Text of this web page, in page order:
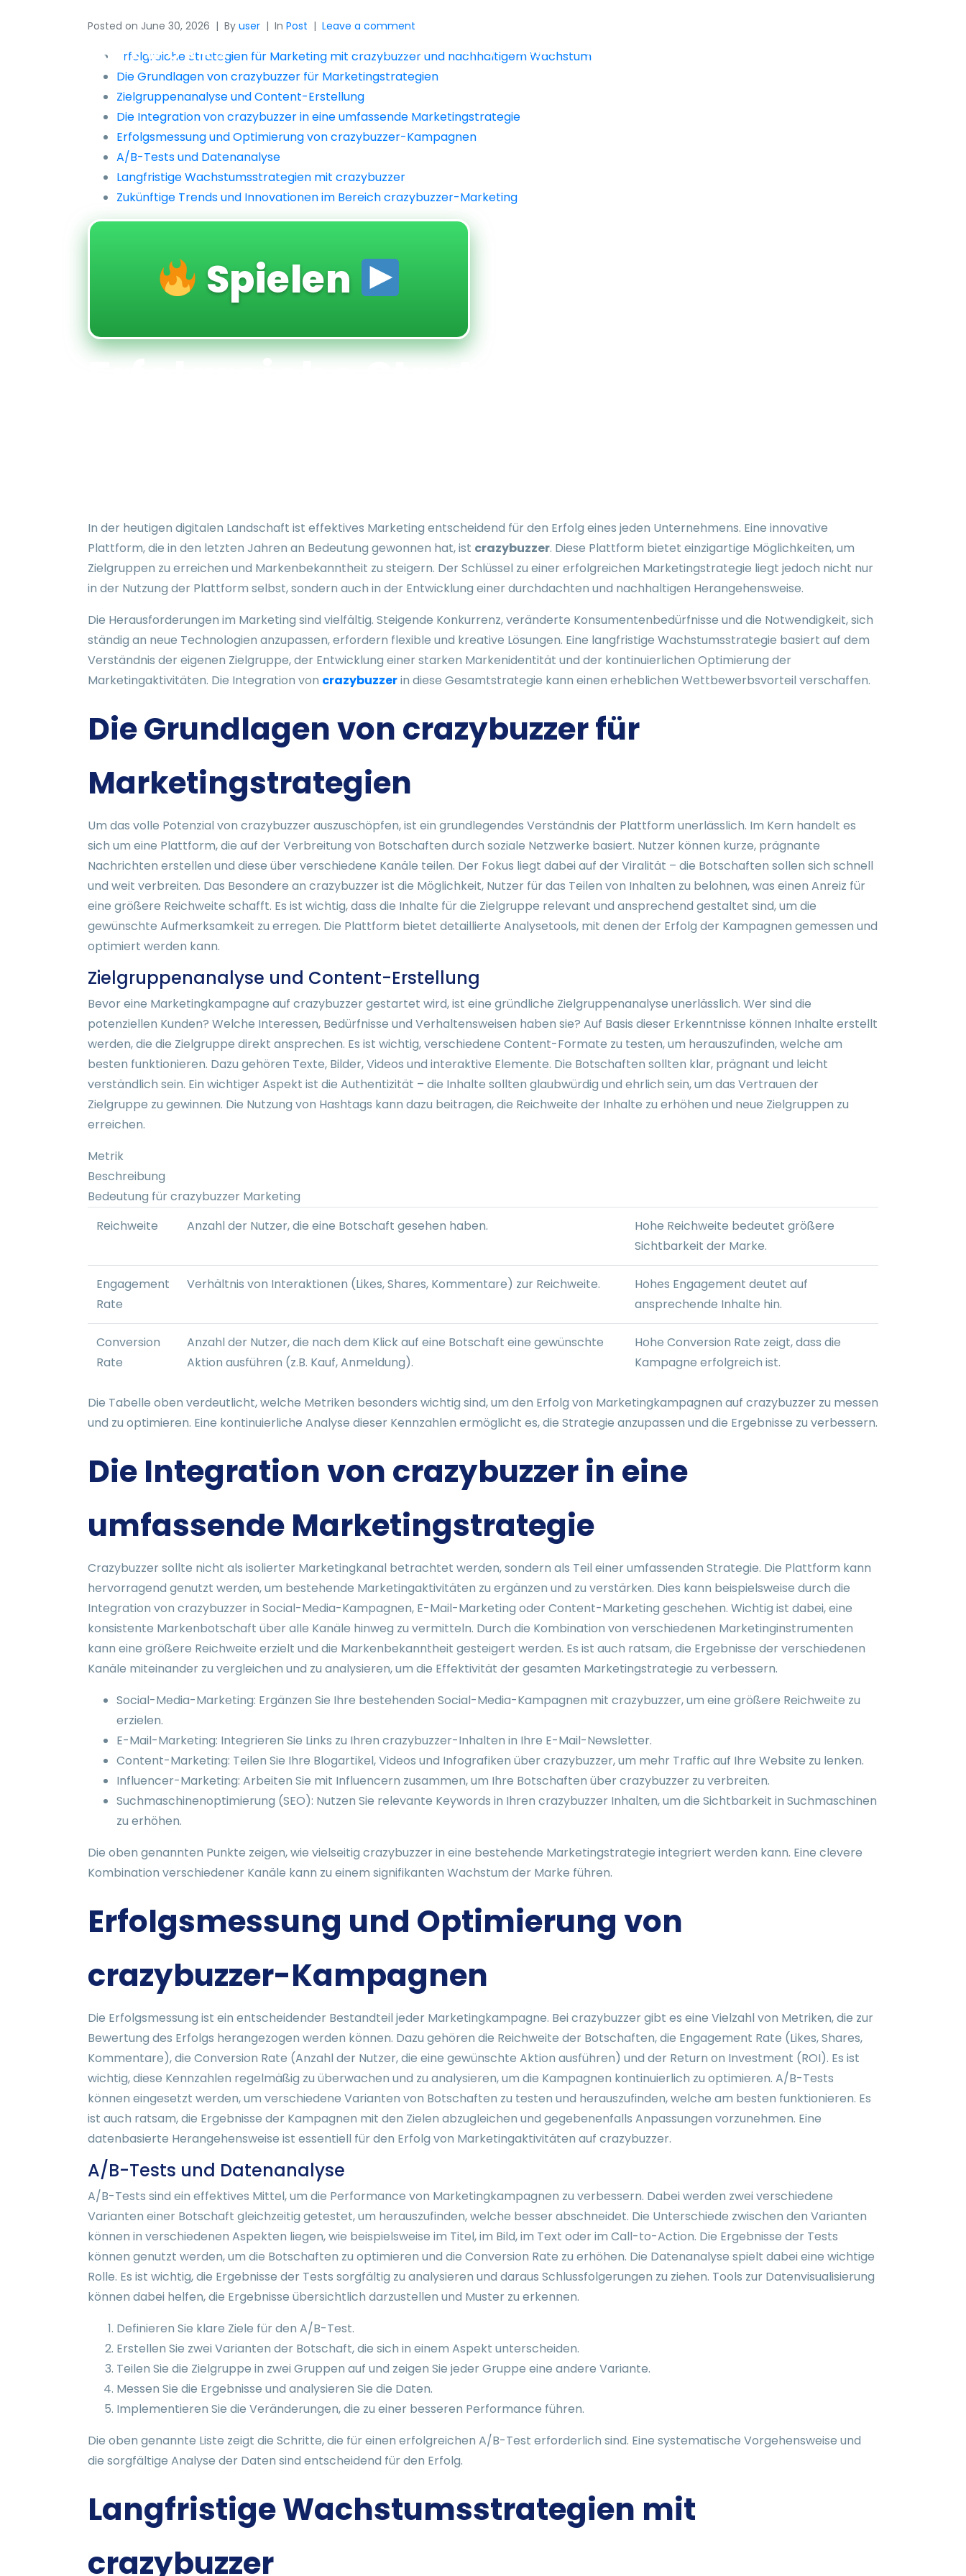
How It Works Swag Catalogue Features
Posted on June 30, 2026 By user In Post Leave a comment
Erfolgreiche Strategien für Marketing mit crazybuzzer und nachhaltigem Wachstum
Die Grundlagen von crazybuzzer für Marketingstrategien
Zielgruppenanalyse und Content-Erstellung
Die Integration von crazybuzzer in eine umfassende Marketingstrategie
Erfolgsmessung und Optimierung von crazybuzzer-Kampagnen
A/B-Tests und Datenanalyse
Langfristige Wachstumsstrategien mit crazybuzzer
Zukünftige Trends und Innovationen im Bereich crazybuzzer-Marketing
Spielen
Erfolgreiche Strategien für
In der heutigen digitalen Landschaft ist effektives Marketing entscheidend für den Erfolg eines jeden Unternehmens. Eine innovative
Plattform, die in den letzten Jahren an Bedeutung gewonnen hat, ist crazybuzzer. Diese Plattform bietet einzigartige Möglichkeiten, um
Zielgruppen zu erreichen und Markenbekanntheit zu steigern. Der Schlüssel zu einer erfolgreichen Marketingstrategie liegt jedoch nicht nur
in der Nutzung der Plattform selbst, sondern auch in der Entwicklung einer durchdachten und nachhaltigen Herangehensweise.
Die Herausforderungen im Marketing sind vielfältig. Steigende Konkurrenz, veränderte Konsumentenbedürfnisse und die Notwendigkeit, sich
ständig an neue Technologien anzupassen, erfordern flexible und kreative Lösungen. Eine langfristige Wachstumsstrategie basiert auf dem
Verständnis der eigenen Zielgruppe, der Entwicklung einer starken Markenidentität und der kontinuierlichen Optimierung der
Marketingaktivitäten. Die Integration von crazybuzzerin diese Gesamtstrategie kann einen erheblichen Wettbewerbsvorteil verschaffen.
Die Grundlagen von crazybuzzer für
Marketingstrategien
Um das volle Potenzial von crazybuzzer auszuschöpfen, ist ein grundlegendes Verständnis der Plattform unerlässlich. Im Kern handelt es
sich um eine Plattform, die auf der Verbreitung von Botschaften durch soziale Netzwerke basiert. Nutzer können kurze, prägnante
Nachrichten erstellen und diese über verschiedene Kanäle teilen. Der Fokus liegt dabei auf der Viralität – die Botschaften sollen sich schnell
und weit verbreiten. Das Besondere an crazybuzzer ist die Möglichkeit, Nutzer für das Teilen von Inhalten zu belohnen, was einen Anreiz für
eine größere Reichweite schafft. Es ist wichtig, dass die Inhalte für die Zielgruppe relevant und ansprechend gestaltet sind, um die
gewünschte Aufmerksamkeit zu erregen. Die Plattform bietet detaillierte Analysetools, mit denen der Erfolg der Kampagnen gemessen und
optimiert werden kann.
Zielgruppenanalyse und Content-Erstellung
Bevor eine Marketingkampagne auf crazybuzzer gestartet wird, ist eine gründliche Zielgruppenanalyse unerlässlich. Wer sind die
potenziellen Kunden? Welche Interessen, Bedürfnisse und Verhaltensweisen haben sie? Auf Basis dieser Erkenntnisse können Inhalte erstellt
werden, die die Zielgruppe direkt ansprechen. Es ist wichtig, verschiedene Content-Formate zu testen, um herauszufinden, welche am
besten funktionieren. Dazu gehören Texte, Bilder, Videos und interaktive Elemente. Die Botschaften sollten klar, prägnant und leicht
verständlich sein. Ein wichtiger Aspekt ist die Authentizität – die Inhalte sollten glaubwürdig und ehrlich sein, um das Vertrauen der
Zielgruppe zu gewinnen. Die Nutzung von Hashtags kann dazu beitragen, die Reichweite der Inhalte zu erhöhen und neue Zielgruppen zu
erreichen.
Metrik
Beschreibung
Bedeutung für crazybuzzer Marketing
Reichweite
Anzahl der Nutzer, die eine Botschaft gesehen haben.
Hohe Reichweite bedeutet größere
Sichtbarkeit der Marke.
Engagement
Rate
Verhältnis von Interaktionen (Likes, Shares, Kommentare) zur Reichweite.
Hohes Engagement deutet auf
ansprechende Inhalte hin.
Conversion
Rate
Anzahl der Nutzer, die nach dem Klick auf eine Botschaft eine gewünschte
Aktion ausführen (z.B. Kauf, Anmeldung).
Hohe Conversion Rate zeigt, dass die
Kampagne erfolgreich ist.
Die Tabelle oben verdeutlicht, welche Metriken besonders wichtig sind, um den Erfolg von Marketingkampagnen auf crazybuzzer zu messen
und zu optimieren. Eine kontinuierliche Analyse dieser Kennzahlen ermöglicht es, die Strategie anzupassen und die Ergebnisse zu verbessern.
Die Integration von crazybuzzer in eine
umfassende Marketingstrategie
Crazybuzzer sollte nicht als isolierter Marketingkanal betrachtet werden, sondern als Teil einer umfassenden Strategie. Die Plattform kann
hervorragend genutzt werden, um bestehende Marketingaktivitäten zu ergänzen und zu verstärken. Dies kann beispielsweise durch die
Integration von crazybuzzer in Social-Media-Kampagnen, E-Mail-Marketing oder Content-Marketing geschehen. Wichtig ist dabei, eine
konsistente Markenbotschaft über alle Kanäle hinweg zu vermitteln. Durch die Kombination von verschiedenen Marketinginstrumenten
kann eine größere Reichweite erzielt und die Markenbekanntheit gesteigert werden. Es ist auch ratsam, die Ergebnisse der verschiedenen
Kanäle miteinander zu vergleichen und zu analysieren, um die Effektivität der gesamten Marketingstrategie zu verbessern.
Social-Media-Marketing: Ergänzen Sie Ihre bestehenden Social-Media-Kampagnen mit crazybuzzer, um eine größere Reichweite zu
erzielen.
E-Mail-Marketing: Integrieren Sie Links zu Ihren crazybuzzer-Inhalten in Ihre E-Mail-Newsletter.
Content-Marketing: Teilen Sie Ihre Blogartikel, Videos und Infografiken über crazybuzzer, um mehr Traffic auf Ihre Website zu lenken.
Influencer-Marketing: Arbeiten Sie mit Influencern zusammen, um Ihre Botschaften über crazybuzzer zu verbreiten.
Suchmaschinenoptimierung (SEO): Nutzen Sie relevante Keywords in Ihren crazybuzzer Inhalten, um die Sichtbarkeit in Suchmaschinen
zu erhöhen.
Die oben genannten Punkte zeigen, wie vielseitig crazybuzzer in eine bestehende Marketingstrategie integriert werden kann. Eine clevere
Kombination verschiedener Kanäle kann zu einem signifikanten Wachstum der Marke führen.
Erfolgsmessung und Optimierung von
crazybuzzer-Kampagnen
Die Erfolgsmessung ist ein entscheidender Bestandteil jeder Marketingkampagne. Bei crazybuzzer gibt es eine Vielzahl von Metriken, die zur
Bewertung des Erfolgs herangezogen werden können. Dazu gehören die Reichweite der Botschaften, die Engagement Rate (Likes, Shares,
Kommentare), die Conversion Rate (Anzahl der Nutzer, die eine gewünschte Aktion ausführen) und der Return on Investment (ROI). Es ist
wichtig, diese Kennzahlen regelmäßig zu überwachen und zu analysieren, um die Kampagnen kontinuierlich zu optimieren. A/B-Tests
können eingesetzt werden, um verschiedene Varianten von Botschaften zu testen und herauszufinden, welche am besten funktionieren. Es
ist auch ratsam, die Ergebnisse der Kampagnen mit den Zielen abzugleichen und gegebenenfalls Anpassungen vorzunehmen. Eine
datenbasierte Herangehensweise ist essentiell für den Erfolg von Marketingaktivitäten auf crazybuzzer.
A/B-Tests und Datenanalyse
A/B-Tests sind ein effektives Mittel, um die Performance von Marketingkampagnen zu verbessern. Dabei werden zwei verschiedene
Varianten einer Botschaft gleichzeitig getestet, um herauszufinden, welche besser abschneidet. Die Unterschiede zwischen den Varianten
können in verschiedenen Aspekten liegen, wie beispielsweise im Titel, im Bild, im Text oder im Call-to-Action. Die Ergebnisse der Tests
können genutzt werden, um die Botschaften zu optimieren und die Conversion Rate zu erhöhen. Die Datenanalyse spielt dabei eine wichtige
Rolle. Es ist wichtig, die Ergebnisse der Tests sorgfältig zu analysieren und daraus Schlussfolgerungen zu ziehen. Tools zur Datenvisualisierung
können dabei helfen, die Ergebnisse übersichtlich darzustellen und Muster zu erkennen.
Definieren Sie klare Ziele für den A/B-Test.
Erstellen Sie zwei Varianten der Botschaft, die sich in einem Aspekt unterscheiden.
Teilen Sie die Zielgruppe in zwei Gruppen auf und zeigen Sie jeder Gruppe eine andere Variante.
Messen Sie die Ergebnisse und analysieren Sie die Daten.
Implementieren Sie die Veränderungen, die zu einer besseren Performance führen.
Die oben genannte Liste zeigt die Schritte, die für einen erfolgreichen A/B-Test erforderlich sind. Eine systematische Vorgehensweise und
die sorgfältige Analyse der Daten sind entscheidend für den Erfolg.
Langfristige Wachstumsstrategien mit
crazybuzzer